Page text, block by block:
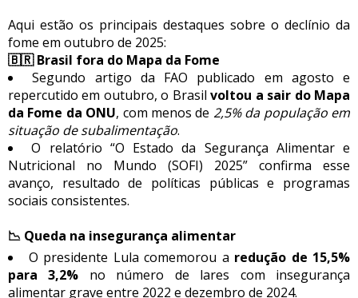
Aqui estão os principais destaques sobre o declínio da
fome em outubro de 2025:
🇧🇷 Brasil fora do Mapa da Fome
Segundo artigo da FAO publicado em agosto e
repercutido em outubro, o Brasilvoltou a sair do Mapa
da Fome da ONU, com menos de 2,5% da população em
situação de subalimentação.
O relatório “O Estado da Segurança Alimentar e
Nutricional no Mundo (SOFI) 2025” confirma esse
avanço, resultado de políticas públicas e programas
sociais consistentes.
📉 Queda na insegurança alimentar
O presidente Lula comemorou a redução de 15,5%
para 3,2% no número de lares com insegurança
alimentar grave entre 2022 e dezembro de 2024.